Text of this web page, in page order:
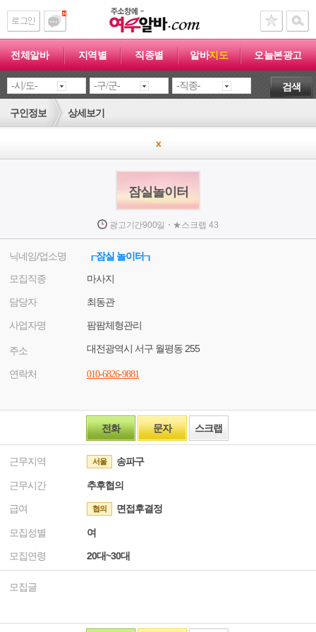
전체알바 지역별 직종별 알바지도 오늘본광고
검색
구인정보 상세보기
x
잠실놀이터
광고기간900일 · ★스크랩 43
닉네임/업소명
┎잠실 놀이터┒
모집직종
마사지
담당자 최동관
사업자명 팜팜체형관리
주소 대전광역시 서구 월평동 255
연락처 010-6826-9881
전화 문자 스크랩
근무지역 서울 송파구
근무시간 추후협의
급여 협의 면접후결정
모집성별 여
모집연령 20대~30대
모집글